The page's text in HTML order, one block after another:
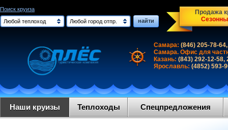
Поиск круиза
Любой теплоход
Любой город отпр. найти
Продажа
Самара: (846) 205-78-
Самара. Офис для
Казань: (843) 292-12-58,
Ярославль: (4852) 593-
Наши круизы Теплоходы Спецпредложения